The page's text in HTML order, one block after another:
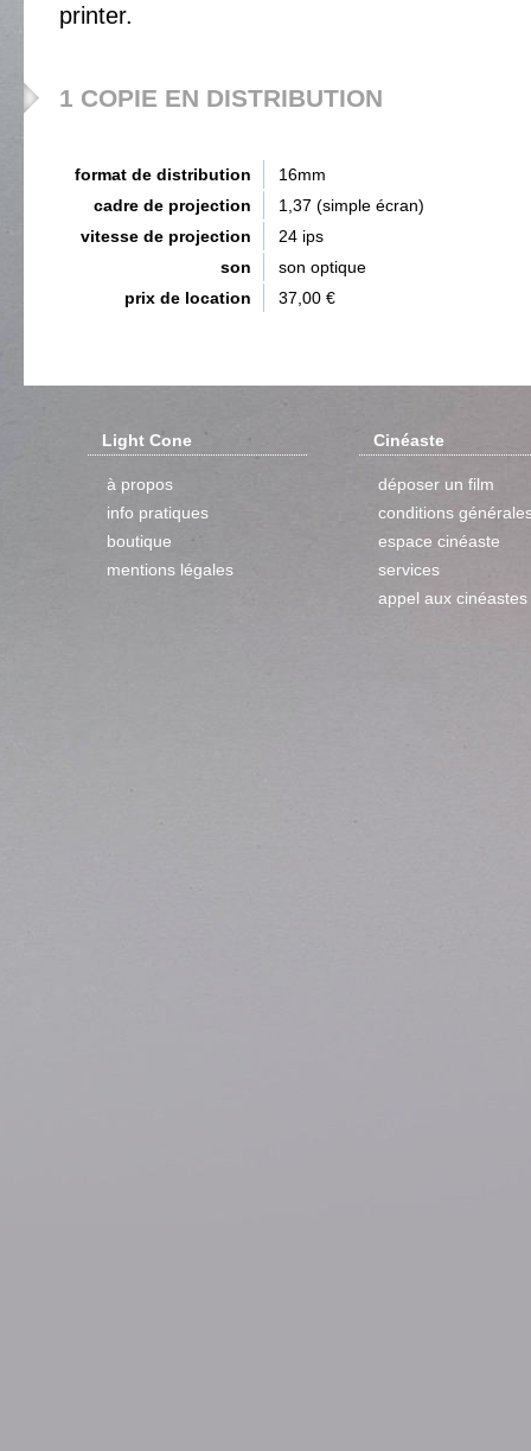
printer.
1 COPIE EN DISTRIBUTION
format de distribution
16mm
cadre de projection
1,37 (simple écran)
vitesse de projection
24 ips
son
son optique
prix de location
37,00 €
Light Cone
à propos
info pratiques
boutique
mentions légales
Cinéaste
déposer un film
conditions
espace cinéaste
services
appel aux cinéastes